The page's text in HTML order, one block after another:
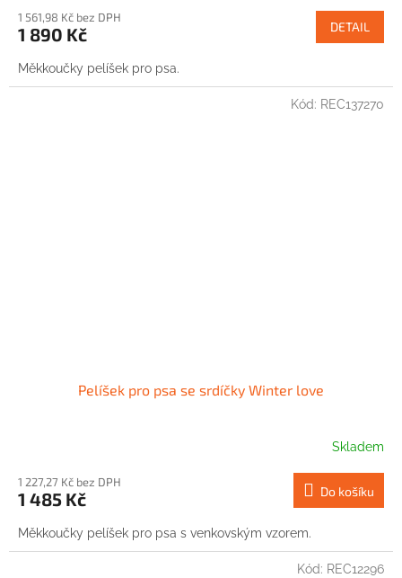
1 561,98 Kč bez DPH
1 890 Kč DETAIL
Měkkoučky pelíšek pro psa.
Pelíšek pro psa se srdíčky Winter love
Skladem
1 227,27 Kč bez DPH
1 485 Kč Do košíku
Měkkoučky pelíšek pro psa s venkovským vzorem.
Kód: REC137270
Kód: REC12296